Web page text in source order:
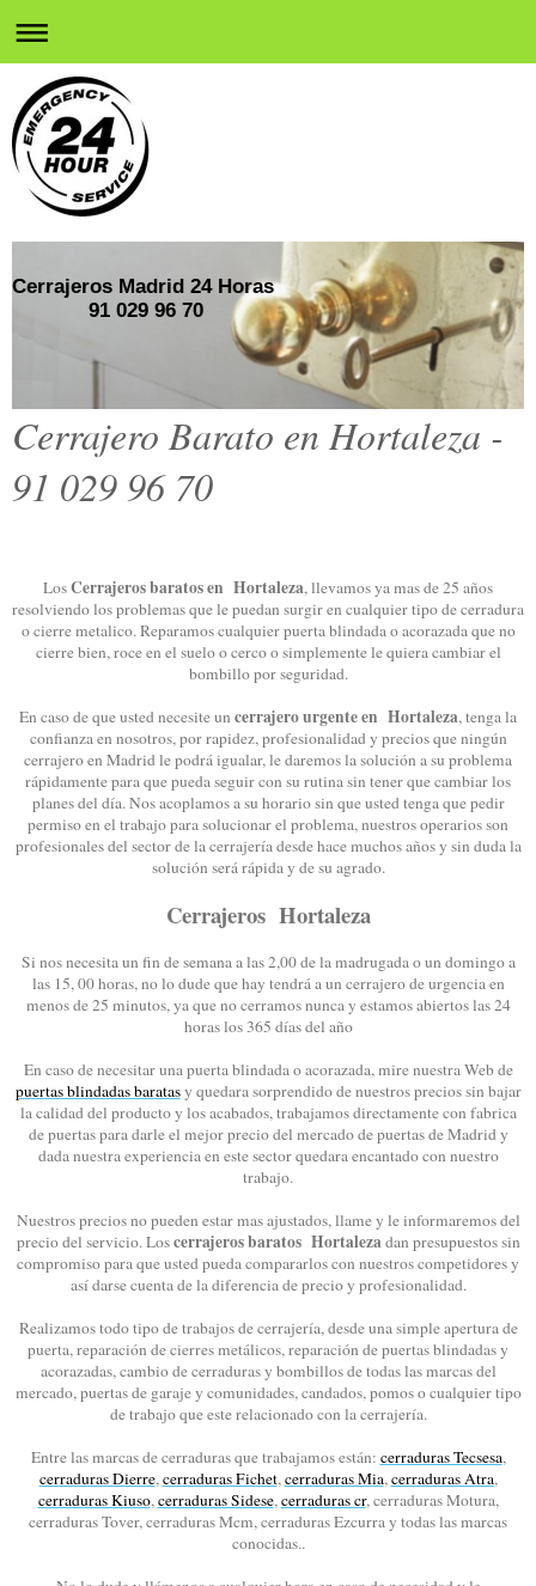
Cerrajeros Madrid 24 Horas
91 029 96 70
Cerrajero Barato en Hortaleza -
91 029 96 70
LosCerrajeros baratos en Hortaleza, llevamos ya mas de 25 años
resolviendo los problemas que le puedan surgir en cualquier tipo de cerradura
o cierre metalico. Reparamos cualquier puerta blindada o acorazada que no
cierre bien, roce en el suelo o cerco o simplemente le quiera cambiar el
bombillo por seguridad.
En caso de que usted necesite un cerrajero urgente en Hortaleza, tenga la
confianza en nosotros, por rapidez, profesionalidad y precios que ningún
cerrajero en Madrid le podrá igualar, le daremos la solución a su problema
rápidamente para que pueda seguir con su rutina sin tener que cambiar los
planes del día. Nos acoplamos a su horario sin que usted tenga que pedir
permiso en el trabajo para solucionar el problema, nuestros operarios son
profesionales del sector de la cerrajería desde hace muchos años y sin duda la
solución será rápida y de su agrado.
Cerrajeros Hortaleza
Si nos necesita un fin de semana a las 2,00 de la madrugada o un domingo a
las 15, 00 horas, no lo dude que hay tendrá a un cerrajero de urgencia en
menos de 25 minutos, ya que no cerramos nunca y estamos abiertos las 24
horas los 365 días del año
En caso de necesitar una puerta blindada o acorazada, mire nuestra Web de
puertas blindadas baratasy quedara sorprendido de nuestros precios sin bajar
la calidad del producto y los acabados, trabajamos directamente con fabrica
de puertas para darle el mejor precio del mercado de puertas de Madrid y
dada nuestra experiencia en este sector quedara encantado con nuestro
trabajo.
Nuestros precios no pueden estar mas ajustados, llame y le informaremos del
precio del servicio. Loscerrajeros baratos Hortalezadan presupuestos sin
compromiso para que usted pueda compararlos con nuestros competidores y
así darse cuenta de la diferencia de precio y profesionalidad.
Realizamos todo tipo de trabajos de cerrajería, desde una simple apertura de
puerta, reparación de cierres metálicos, reparación de puertas blindadas y
acorazadas, cambio de cerraduras y bombillos de todas las marcas del
mercado, puertas de garaje y comunidades, candados, pomos o cualquier tipo
de trabajo que este relacionado con la cerrajería.
Entre las marcas de cerraduras que trabajamos están: cerraduras Tecsesa,
cerraduras Dierre, cerraduras Fichet, cerraduras Mia, cerraduras Atra,
cerraduras Kiuso, cerraduras Sidese, cerraduras cr, cerraduras Motura,
cerraduras Tover, cerraduras Mcm, cerraduras Ezcurra y todas las marcas
conocidas..